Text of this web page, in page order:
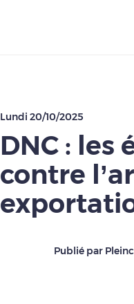
Lundi 20/10/2025
DNC : les
contre
Publié par